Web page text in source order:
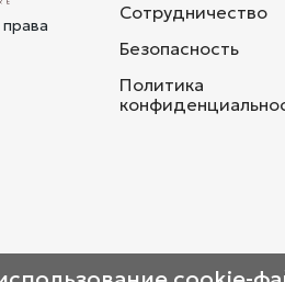
Сотрудничество
Безопасность
Политика